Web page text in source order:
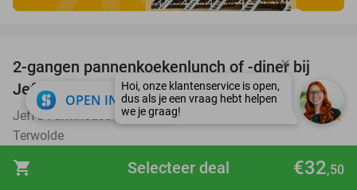
shopping_cart €32,50
Selecteer deal
38%
2-gangen pannenkoekenlunch of -diner bij
Jeff's Farmhouse
Jeff's Farmhouse 9.7star
Terwolde
Verkocht: 424
Regulier €24
OPEN IN APP close